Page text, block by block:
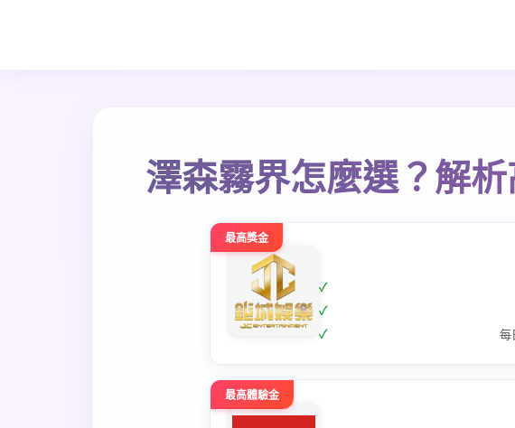
澤森霧界怎麼選？解
最高獎金
每
最高體驗金